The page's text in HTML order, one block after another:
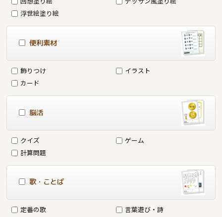
浮世絵塗り絵
便利素材
飾りつけ
イラスト
カード
脳活
クイズ
ゲーム
計算問題
歌・ことば
定番の歌 言葉遊び・詩